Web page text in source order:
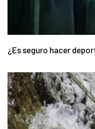
¿Es seguro hacer